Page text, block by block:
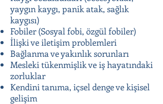
yaygın kaygı, panik atak, sağlık
kaygısı)
Fobiler (Sosyal fobi, özgül fobiler)
İlişki ve iletişim problemleri
Bağlanma ve yakınlık sorunları
Mesleki tükenmişlik ve iş hayatındaki
zorluklar
Kendini tanıma, içsel denge ve kişisel
gelişim